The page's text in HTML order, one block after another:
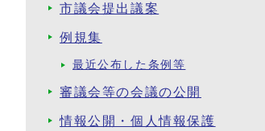
市議会提出議案
例規集
最近公布した条例等
審議会等の会議の公開
情報公開・個人情報保護